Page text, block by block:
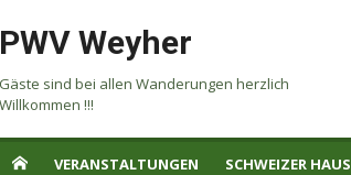
PWV Weyher
Gäste sind bei allen Wanderungen herzlich
Willkommen !!!
VERANSTALTUNGEN SCHWEIZER HAUS